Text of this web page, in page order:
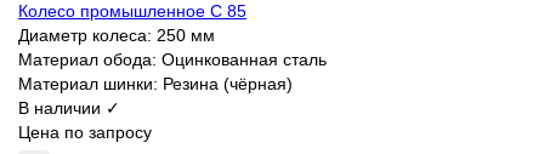
Колесо промышленное C 85
Диаметр колеса: 250 мм
Материал обода: Оцинкованная сталь
Материал шинки: Резина (чёрная)
В наличии ✓
Цена по запросу